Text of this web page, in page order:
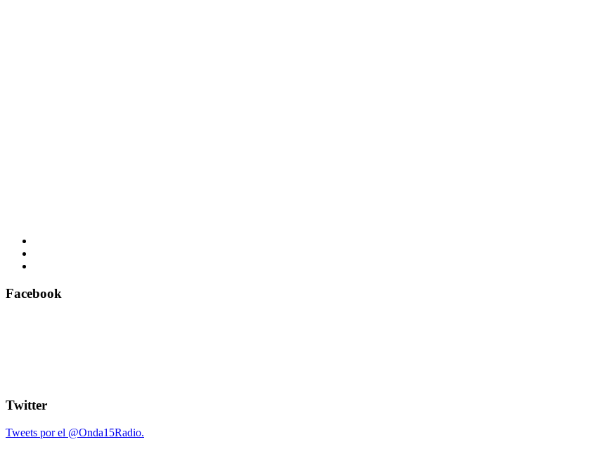
Facebook
Twitter
Tweets por el @Onda15Radio.